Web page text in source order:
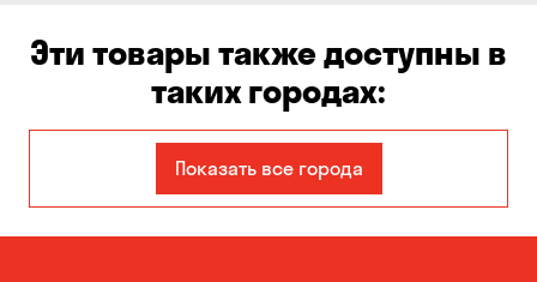
Эти товары также доступны в
таких городах:
Авангард
Балабино Белая Церковь
Показать все города